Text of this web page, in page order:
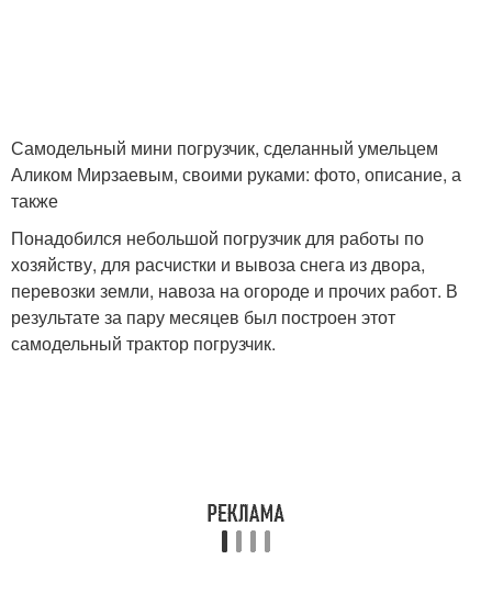
Самодельный мини погрузчик, сделанный умельцем
Аликом Мирзаевым, своими руками: фото, описание, а
также
Понадобился небольшой погрузчик для работы по
хозяйству, для расчистки и вывоза снега из двора,
перевозки земли, навоза на огороде и прочих работ. В
результате за пару месяцев был построен этот
самодельный трактор погрузчик.